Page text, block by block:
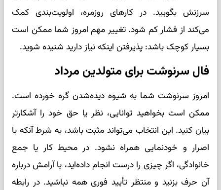
سرزنش بگویید. در کارهای روزمره، اولویت‌بندی کمک
می‌کند از فشار کم شود. تغییر مهم امروز شما ممکن است
بسیار کوچک باشد: پذیرفتن اینکه نیاز دارید شنیده شوید.
فال سرنوشت برای متولدین مرداد
امروز سرنوشت شما به شیوه دیده‌شدن گره خورده است.
ممکن است بخواهید توانایی، نظر یا حق خود را آشکارتر
بیان کنید. این انتخاب می‌تواند مثبت باشد، به شرط آنکه با
اصرار و خودنمایی همراه نشود. در محیط کار یا جمع
خانوادگی، اگر چیزی را درست انجام داده‌اید، با آرامش درباره
آن حرف بزنید و منتظر تأیید فوری همه نباشید. در رابطه